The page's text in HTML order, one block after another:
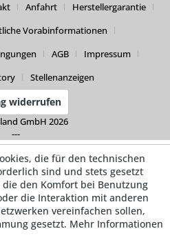
Anfahrt
Herstellergarantie
Vorabinformationen
AGB
Impressum
Stellenanzeigen
widerrufen
GmbH 2026
---
die für den technischen
sind und stets gesetzt
den Komfort bei Benutzung
die Interaktion mit anderen
vereinfachen sollen,
gesetzt. Mehr Informationen